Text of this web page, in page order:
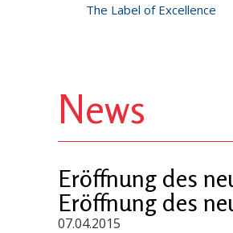
The Label of Excellence
News
Eröffnung des
Eröffnung des
07.04.2015